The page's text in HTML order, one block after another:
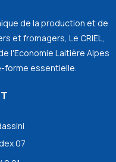
de la production et de
et fromagers, Le CRIEL,
l'Economie Laitière Alpes
forme essentielle.
07